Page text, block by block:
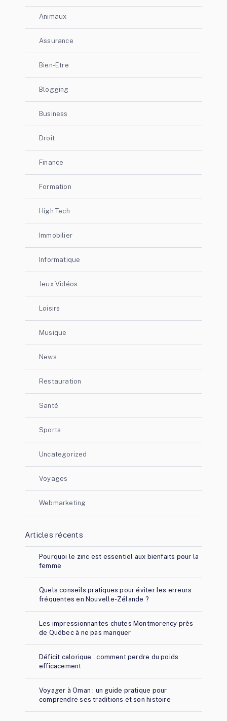
Animaux
Assurance
Bien-Etre
Blogging
Business
Droit
Finance
Formation
High Tech
Immobilier
Informatique
Jeux Vidéos
Loisirs
Musique
News
Restauration
Santé
Sports
Uncategorized
Voyages
Webmarketing
Articles récents
Pourquoi le zinc est essentiel aux bienfaits pour la
femme
Quels conseils pratiques pour éviter les erreurs
fréquentes en Nouvelle-Zélande ?
Les impressionnantes chutes Montmorency près
de Québec à ne pas manquer
Déficit calorique : comment perdre du poids
efficacement
Voyager à Oman : un guide pratique pour
comprendre ses traditions et son histoire